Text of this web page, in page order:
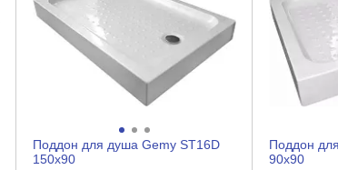
Поддон для душа Gemy ST16D
150x90
Поддон
90x90